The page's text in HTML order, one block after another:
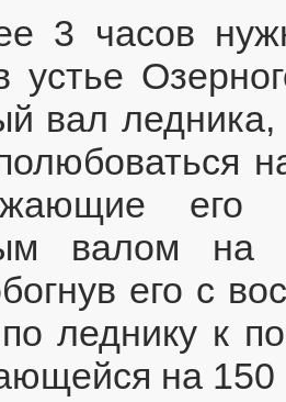
3 часов
устье
вал
его
валом на
его с
леднику к
на